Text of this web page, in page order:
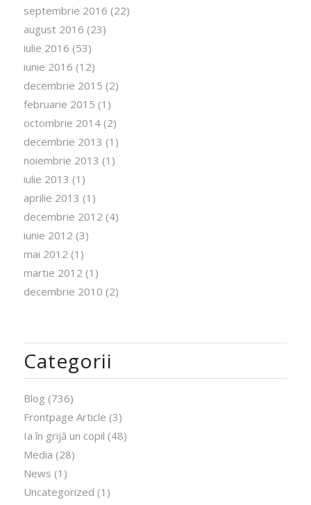
septembrie 2016 (22)
august 2016 (23)
iulie 2016 (53)
iunie 2016 (12)
decembrie 2015 (2)
februarie 2015 (1)
octombrie 2014(2)
decembrie 2013 (1)
noiembrie 2013 (1)
iulie 2013 (1)
aprilie 2013 (1)
decembrie 2012 (4)
iunie 2012 (3)
mai 2012 (1)
martie 2012 (1)
decembrie 2010 (2)
Categorii
Blog (736)
Frontpage Article (3)
Ia în grijă un copil (48)
Media (28)
News (1)
Uncategorized (1)